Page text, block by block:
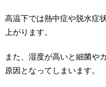
高温下では熱中症や脱水症
上がります。
また、湿度が高いと細菌や
原因となってしまいます。